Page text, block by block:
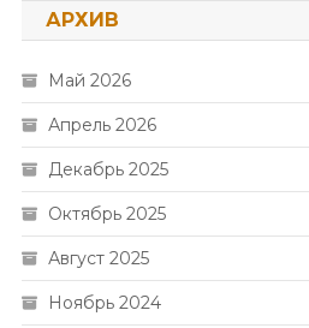
АРХИВ
Май 2026
Апрель 2026
Декабрь 2025
Октябрь 2025
Август 2025
Ноябрь 2024